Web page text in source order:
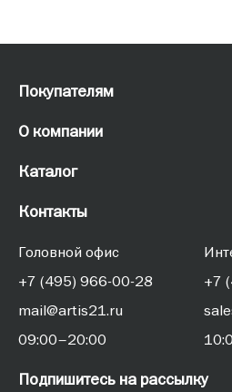
Покупателям
О компании
Каталог
Контакты
Головной офис
+7 (495) 966-00-28
mail@artis21.ru
09:00–20:00
+7
Подпишитесь на рассылку